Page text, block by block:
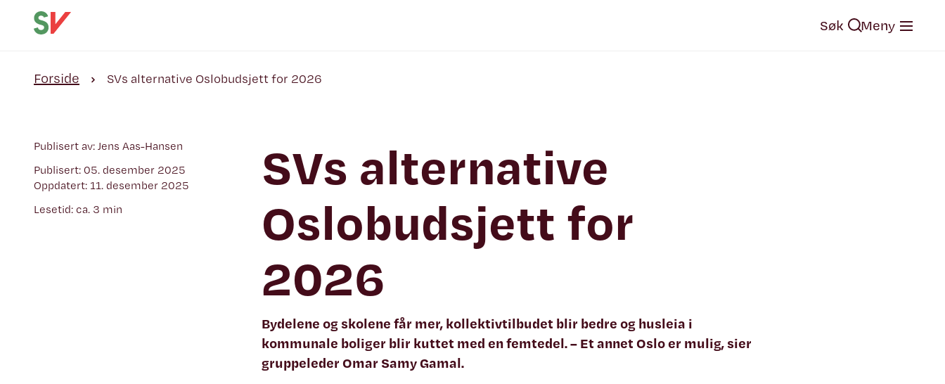
Søk Meny
Forside SVs alternative Oslobudsjett for 2026
Publisert av: Jens Aas-Hansen
Publisert: 05. desember 2025
Oppdatert: 11. desember 2025
Lesetid: ca. 3 min
SVs alternative
Oslobudsjett for
2026
Bydelene og skolene får mer, kollektivtilbudet blir bedre og husleia i
kommunale boliger blir kuttet med en femtedel. – Et annet Oslo er mulig, sier
gruppeleder Omar Samy Gamal.